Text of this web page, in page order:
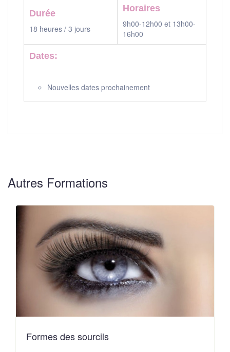
Durée
18 heures / 3 jours
Horaires
9h00-12h00 et 13h00-
16h00
Dates:
Nouvelles dates prochainement
Autres Formations
Formes des sourcils